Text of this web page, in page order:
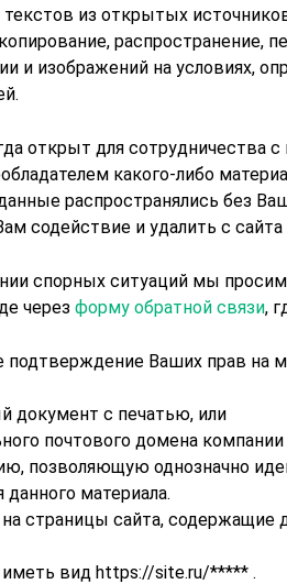
из открытых
распространение,
и изображений на условиях,
открыт для сотрудничества
какого-либо
распространялись без
содействие и удалить с
спорных ситуаций мы
через форму обратной связи,
подтверждение Ваших прав на
документ с печатью, или
почтового домена компании
позволяющую однозначно
данного материала.
страницы сайта, содержащие
вид https://site.ru/***** .